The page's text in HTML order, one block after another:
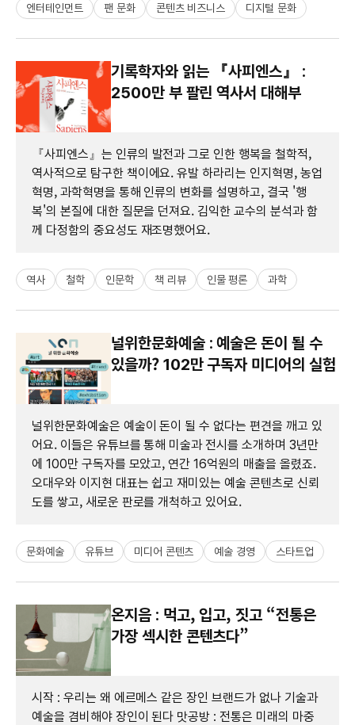
엔터테인먼트 팬 문화 콘텐츠 비즈니스 디지털 문화
기록학자와 읽는 『사피엔스』 :
2500만 부 팔린 역사서 대해부
『사피엔스』는 인류의 발전과 그로 인한 행복을 철학적,
역사적으로 탐구한 책이에요. 유발 하라리는 인지혁명, 농업
혁명, 과학혁명을 통해 인류의 변화를 설명하고, 결국 '행
복'의 본질에 대한 질문을 던져요. 김익한 교수의 분석과 함
께 다정함의 중요성도 재조명했어요.
역사 철학 인문학 책 리뷰 인물 평론 과학
널위한문화예술 : 예술은 돈이 될 수
있을까? 102만 구독자 미디어의 실험
널위한문화예술은 예술이 돈이 될 수 없다는 편견을 깨고 있
어요. 이들은 유튜브를 통해 미술과 전시를 소개하며 3년만
에 100만 구독자를 모았고, 연간 16억원의 매출을 올렸죠.
오대우와 이지현 대표는 쉽고 재미있는 예술 콘텐츠로 신뢰
도를 쌓고, 새로운 판로를 개척하고 있어요.
문화예술 유튜브 미디어 콘텐츠 예술 경영 스타트업
온지음 : 먹고, 입고, 짓고 “전통은
가장 섹시한 콘텐츠다”
시작 : 우리는 왜 에르메스 같은 장인 브랜드가 없나 기술과
예술을 겸비해야 장인이 된다 맛공방 : 전통은 미래의 마중